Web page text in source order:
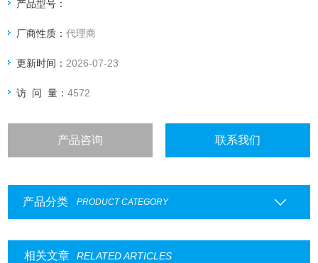
产品型号：
厂商性质：代理商
更新时间： 2026-07-23
访 问 量：4572
产品咨询 联系我们
产品分类 PRODUCT CATEGORY
相关文章 RELATED ARTICLES